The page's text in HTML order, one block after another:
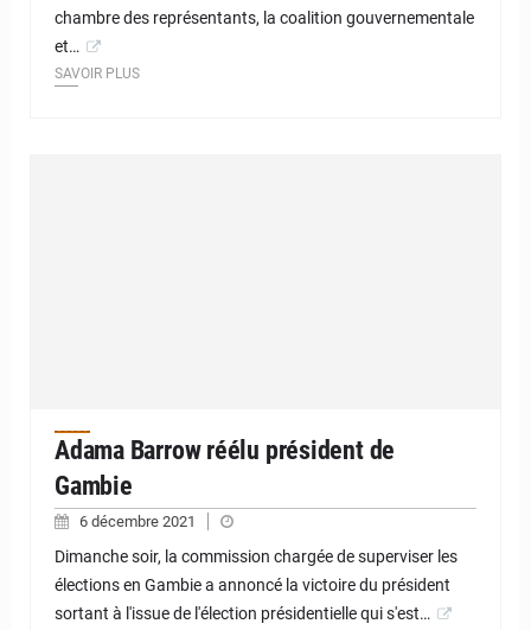
chambre des représentants, la coalition gouvernementale
et…
SAVOIR PLUS
Adama Barrow réélu président de
Gambie
6 décembre 2021
Dimanche soir, la commission chargée de superviser les
élections en Gambie a annoncé la victoire du président
sortant à l'issue de l'élection présidentielle qui s'est…